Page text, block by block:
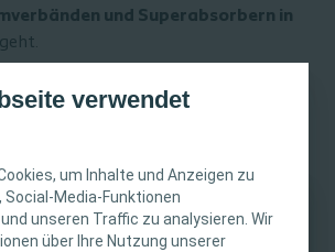
verwendet
um Inhalte und Anzeigen zu
Social-Media-Funktionen
unseren Traffic zu analysieren. Wir
über Ihre Nutzung unserer
HINWEIS
und Superabsorbern in
geht.
exsudierende Wunden: Der
Biatain® Siliconekombiniert die
Technologie des Biatain® Schaums
Superabsorber-Depot und einer
Passt. Einfach. Perfekt.
Wunden:Biatain®